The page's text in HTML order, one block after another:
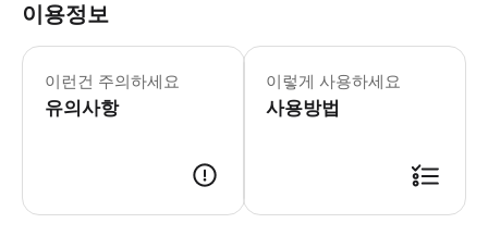
이용정보
이런건 주의하세요
유의사항
이 투어는 비가 오나 눈이 오나 진행
이렇게 사용하세요
사용방법